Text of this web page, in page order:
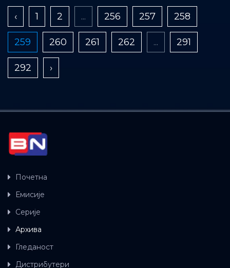
‹ 1 2 ... 256 257 258
259 260 261 262 ... 291
292 ›
Почетна
Емисије
Серије
Архива
Гледаност
Дистрибутери